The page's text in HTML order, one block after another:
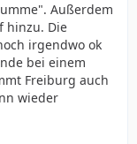
Außerdem
hinzu. Die
irgendwo ok
bei einem
Freiburg auch
wieder